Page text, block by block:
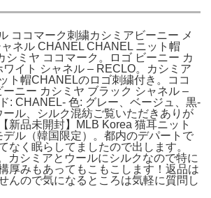
ココマーク刺繍カシミアビーニー メ
ネル CHANEL CHANEL ニット帽
シミヤ ココマーク。ロゴ ビーニー カ
ワイト シャネル – RECLO。カシミア
ト帽CHANELのロゴ刺繍付き。ココ
ニー カシミヤ ブラック シャネル –
: CHANEL- 色: グレー、ベージュ、黒-
ル、シルク混紡ご覧いただきありが
新品未開封】MLB Korea 猫耳ニット
ル（韓国限定）。都内のデパートで
なく眠らしてましたので出します。
カシミアとウールにシルクなので特に
厚みもあってもこもこします！返品は
んので気になるところは気軽に質問し